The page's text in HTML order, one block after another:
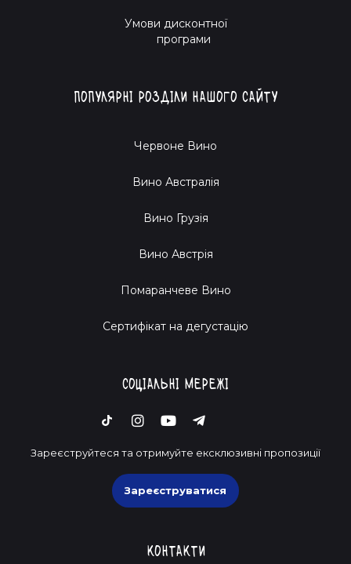
Умови дисконтної
програми
Популярні розділи нашого сайту
Червоне Вино
Вино Австралія
Вино Грузія
Вино Австрія
Помаранчеве Вино
Cертифікат на дегустацію
Соціальні мережі
Зареєструйтеся та отримуйте ексклюзивні пропозиції
Зареєструватися
Контакти